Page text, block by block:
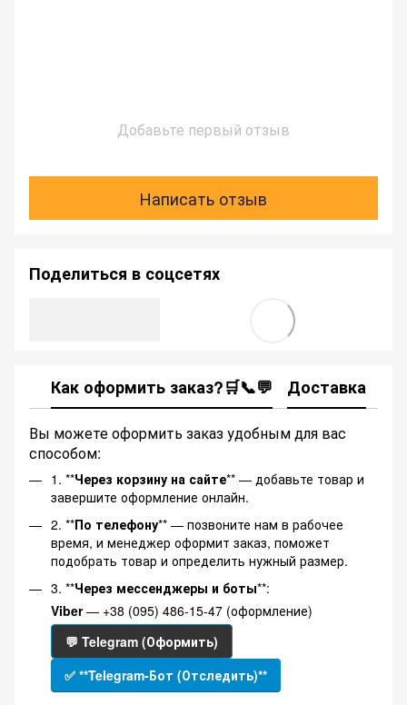
Добавьте первый отзыв
Написать отзыв
Поделиться в соцсетях
Как оформить заказ?🛒📞💬 Доставка
Вы можете оформить заказ удобным для вас
способом:
1. **Через корзину на сайте** — добавьте товар и
завершите оформление онлайн.
2. **По телефону** — позвоните нам в рабочее
время, и менеджер оформит заказ, поможет
подобрать товар и определить нужный размер.
3. **Через мессенджеры и боты**:
Viber— +38 (095) 486-15-47 (оформление)
💬 Telegram (Оформить)
✅ **Telegram-Бот (Отследить)**